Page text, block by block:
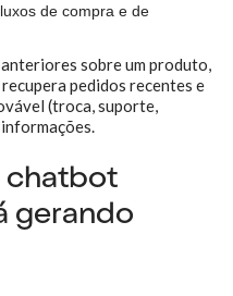
de compra e de
sobre um produto,
pedidos recentes e
(troca, suporte,
chatbot
gerando